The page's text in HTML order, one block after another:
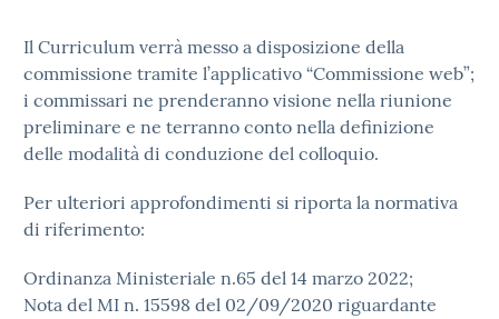
Il Curriculum verrà messo a disposizione della
commissione tramite l’applicativo “Commissione web”;
i commissari ne prenderanno visione nella riunione
preliminare e ne terranno conto nella definizione
delle modalità di conduzione del colloquio.
Per ulteriori approfondimenti si riporta la normativa
di riferimento:
Ordinanza Ministeriale n.65 del 14 marzo 2022;
Nota del MI n. 15598 del 02/09/2020 riguardante